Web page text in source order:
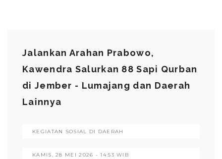
‎Jalankan Arahan Prabowo,
Kawendra Salurkan 88 Sapi Qurban
di Jember - Lumajang dan Daerah
Lainnya ‎
KEGIATAN SOSIAL DI DAERAH
KAMIS, 28 MEI 2026 - 14:53 WIB